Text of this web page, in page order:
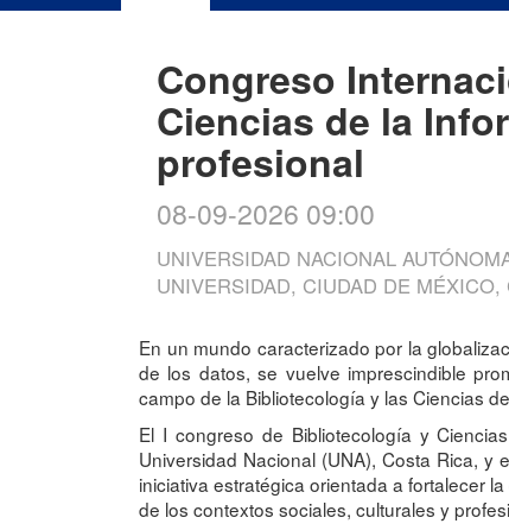
Congreso
Ciencias de la
profesional
08-09-2026 09:00
UNIVERSIDAD NACIONAL
UNIVERSIDAD, CIUDAD DE
En un mundo caracterizado por la
de los datos, se vuelve imprescindible
campo de la Bibliotecología y las Ciencias
El I congreso de Bibliotecología y
Universidad Nacional (UNA), Costa Rica,
iniciativa estratégica orientada a fortalecer
de los contextos sociales, culturales y